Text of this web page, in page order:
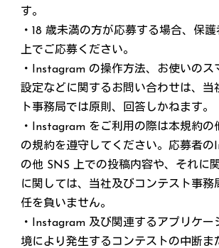
す。
・18 歳未満の方が応募する場合、保
上でご応募ください。
・Instagram の操作方法、お使いのス
設定などに関するお問い合わせは、当
ト事務局では原則、回答しかねます。
・Instagram をご利用の際は本規約
の規約を遵守してください。応募者
の他 SNS 上での投稿内容や、それに
に関しては、当社及びコンテスト事務
任を負いません。
・Instagram 及び関連するアプリケー
境により発生するコンテストの中断ま